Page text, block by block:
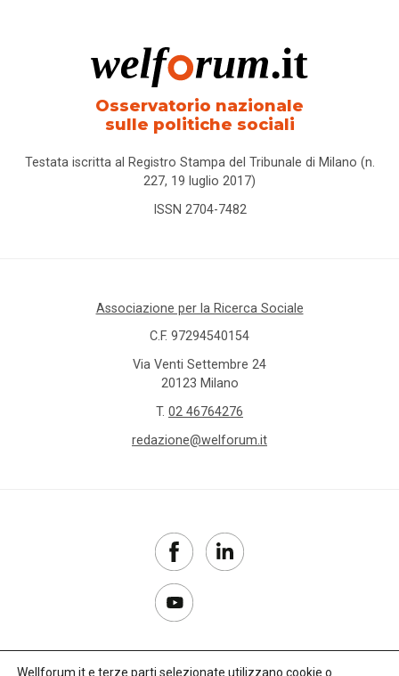
Osservatorio nazionale
sulle politiche sociali
Testata iscritta al Registro Stampa del Tribunale di Milano (n.
227, 19 luglio 2017)
ISSN 2704-7482
Associazione per la Ricerca Sociale
C.F. 97294540154
Via Venti Settembre 24
20123 Milano
T. 02 46764276
redazione@welforum.it
Wellforum.it e terze parti selezionate utilizzano cookie o